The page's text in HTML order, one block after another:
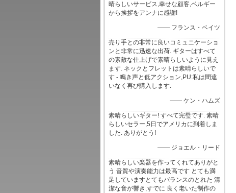
晴らしいサービス,幸せな顧客,ベルギー
から挨拶をアンナに感謝!
—— フランス・ベイツ
売り手との非常に良いコミュニケーショ
ンと非常に迅速な出荷. ギターはすべて
の素敵な仕上げで素晴らしいように見え
ます. ネックとフレットは素晴らしいで
す - 鳴き声と低アクション,PU:私は間違
いなく再び購入します.
—— ケン・ハムズ
素晴らしいギター! すべて完璧です. 素晴
らしいセラー,5日でアメリカに到着しま
した. ありがとう!
—— ジョエル・リード
素晴らしい楽器を作ってくれてありがと
う 音質や演奏能力は最高です とても満
足していますとてもバランスのとれた 清
潔な音が響き,すでに 良く老いた制作の